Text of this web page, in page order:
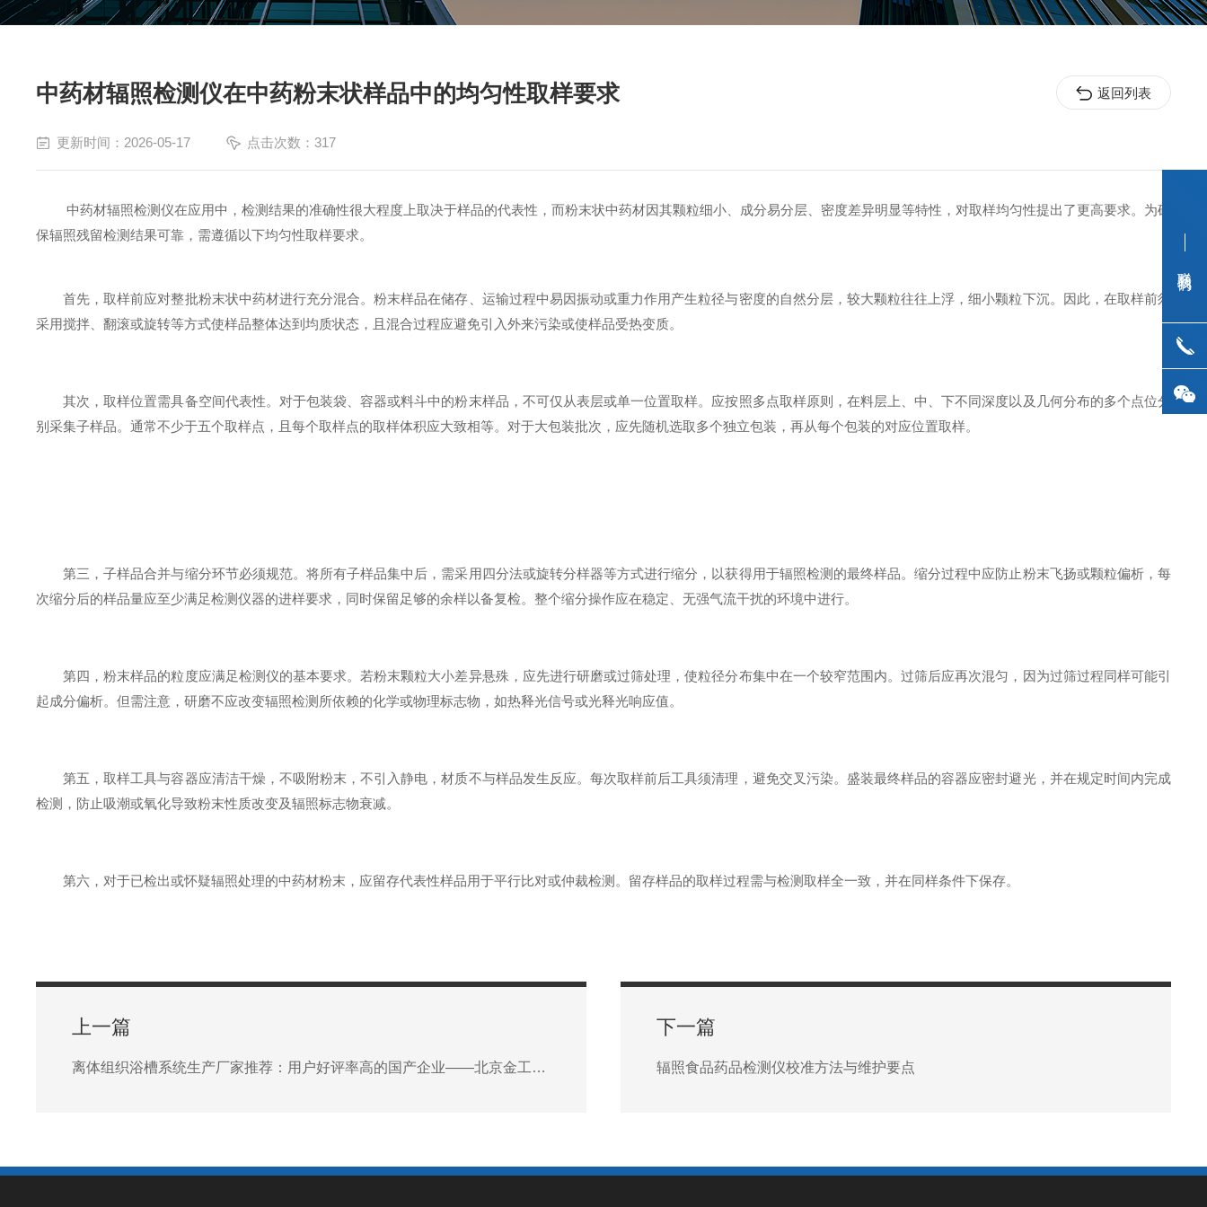
中药材辐照检测仪在中药粉末状样品中的均匀性取样要求
更新时间：2026-05-17 点击次数：317
中药材辐照检测仪在应用中，检测结果的准确性很大程度上取决于样品的代表性，而粉末状中药材因其颗粒细小、成分易分层、密度差异明显等特性，对取样均匀性提出了更高要求。为确
保辐照残留检测结果可靠，需遵循以下均匀性取样要求。
首先，取样前应对整批粉末状中药材进行充分混合。粉末样品在储存、运输过程中易因振动或重力作用产生粒径与密度的自然分层，较大颗粒往往上浮，细小颗粒下沉。因此，在取样前须
采用搅拌、翻滚或旋转等方式使样品整体达到均质状态，且混合过程应避免引入外来污染或使样品受热变质。
其次，取样位置需具备空间代表性。对于包装袋、容器或料斗中的粉末样品，不可仅从表层或单一位置取样。应按照多点取样原则，在料层上、中、下不同深度以及几何分布的多个点位分
别采集子样品。通常不少于五个取样点，且每个取样点的取样体积应大致相等。对于大包装批次，应先随机选取多个独立包装，再从每个包装的对应位置取样。
第三，子样品合并与缩分环节必须规范。将所有子样品集中后，需采用四分法或旋转分样器等方式进行缩分，以获得用于辐照检测的最终样品。缩分过程中应防止粉末飞扬或颗粒偏析，每
次缩分后的样品量应至少满足检测仪器的进样要求，同时保留足够的余样以备复检。整个缩分操作应在稳定、无强气流干扰的环境中进行。
第四，粉末样品的粒度应满足检测仪的基本要求。若粉末颗粒大小差异悬殊，应先进行研磨或过筛处理，使粒径分布集中在一个较窄范围内。过筛后应再次混匀，因为过筛过程同样可能引
起成分偏析。但需注意，研磨不应改变辐照检测所依赖的化学或物理标志物，如热释光信号或光释光响应值。
第五，取样工具与容器应清洁干燥，不吸附粉末，不引入静电，材质不与样品发生反应。每次取样前后工具须清理，避免交叉污染。盛装最终样品的容器应密封避光，并在规定时间内完成
检测，防止吸潮或氧化导致粉末性质改变及辐照标志物衰减。
第六，对于已检出或怀疑辐照处理的中药材粉末，应留存代表性样品用于平行比对或仲裁检测。留存样品的取样过程需与检测取样全一致，并在同样条件下保存。
上一篇
离体组织浴槽系统生产厂家推荐：用户好评率高的国产企业——北京金工鸿泰
下一篇
辐照食品药品检测仪校准方法与维护要点
返回列表